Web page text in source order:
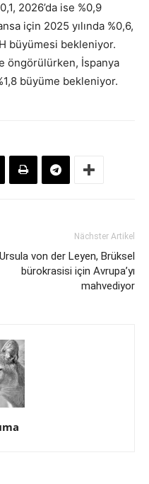
2026’da ise %0,9
için 2025 yılında %0,6,
büyümesi bekleniyor.
öngörülürken, İspanya
büyüme bekleniyor.
Nächster Artikel
Ursula von der Leyen, Brüksel
bürokrasisi için Avrupa’yı
mahvediyor